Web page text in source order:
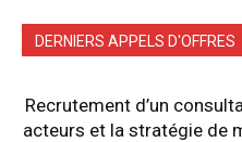
DERNIERS APPELS D'OFFRES
Recrutement d’un
acteurs et la stratégie de